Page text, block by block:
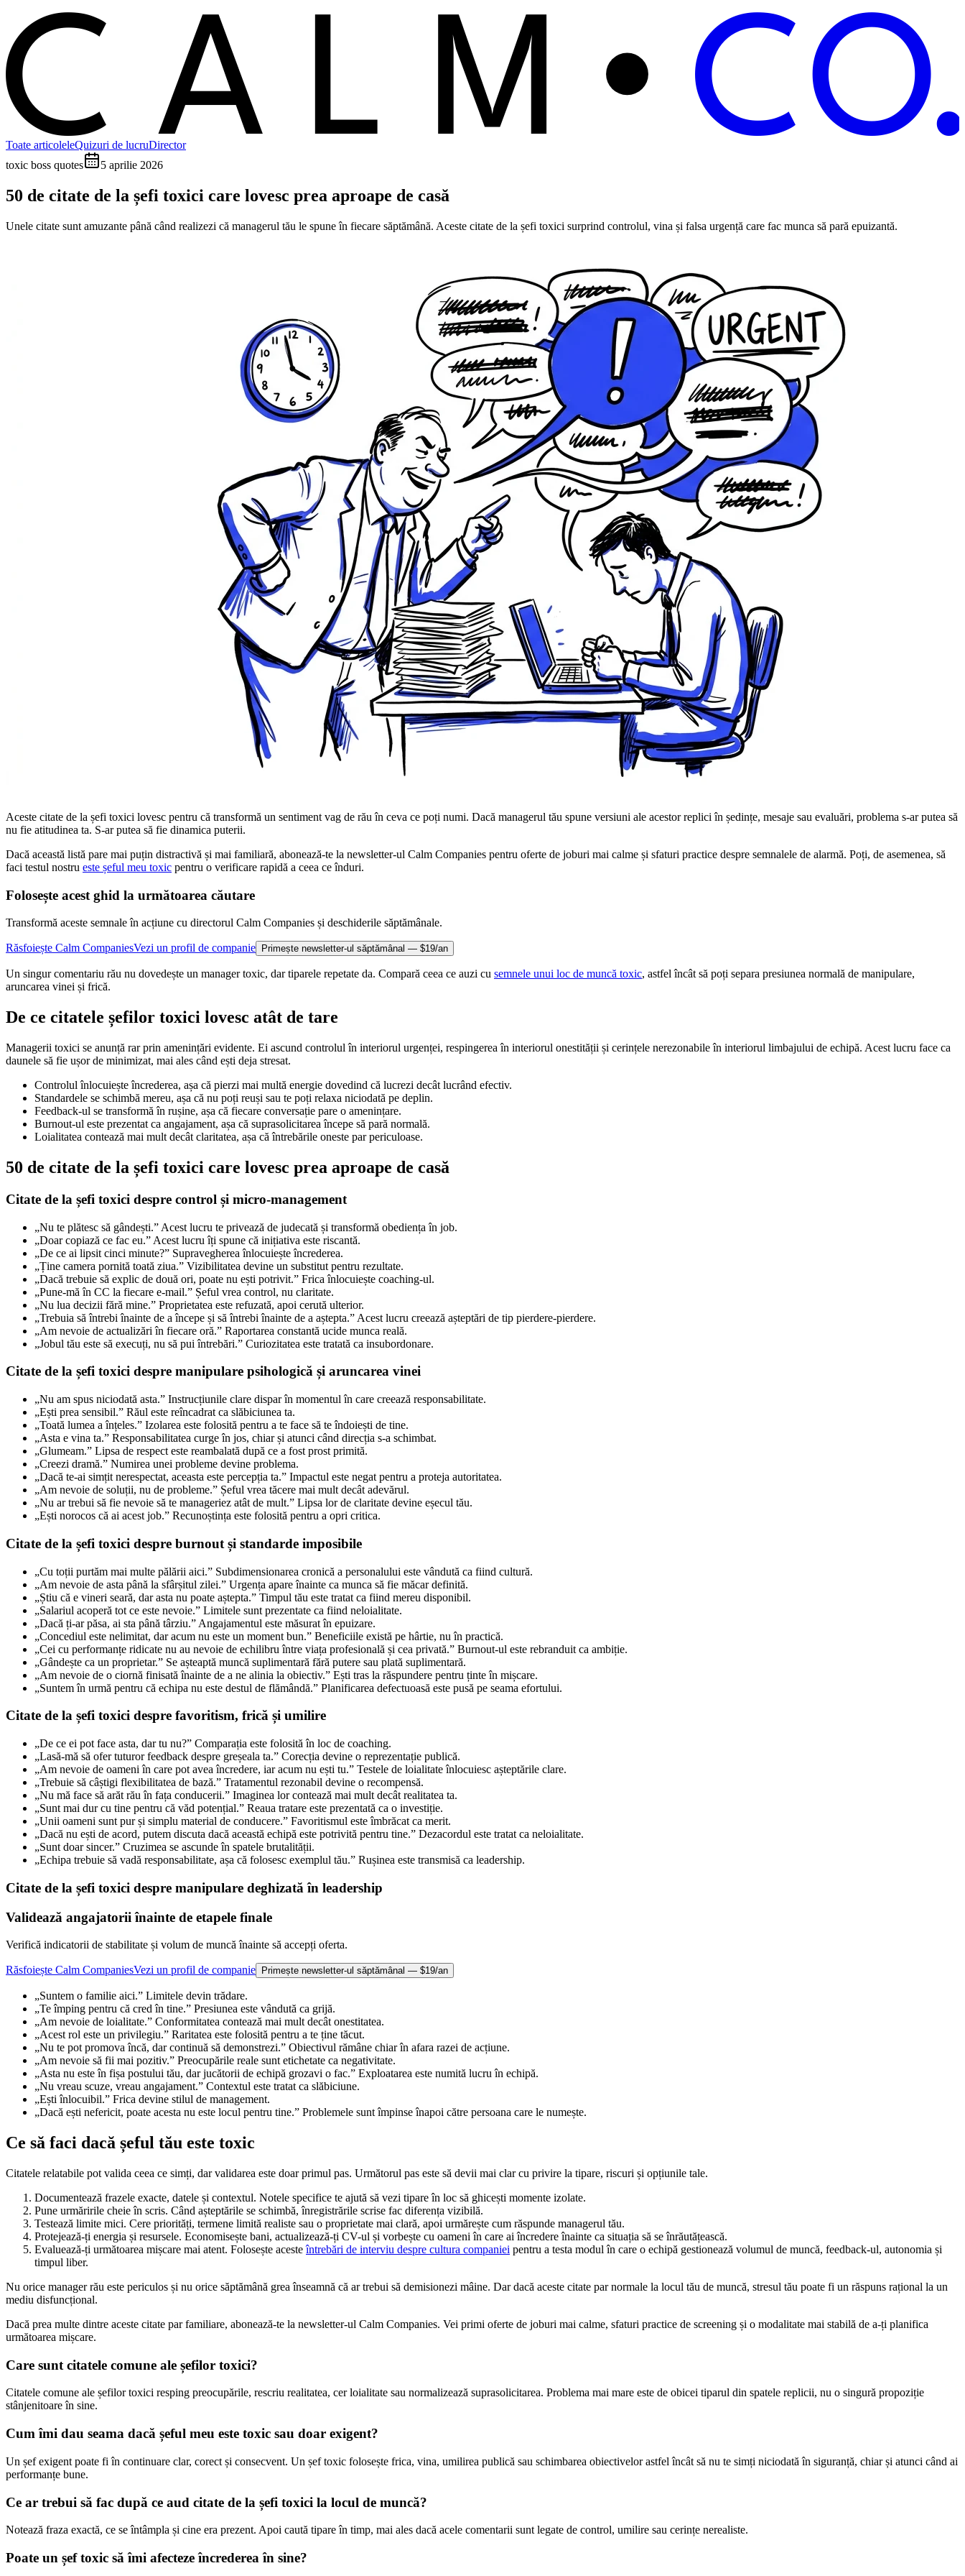
C ALM C
Toate articoleleQuizuri de lucruDirector
toxic boss quotes
5 aprilie 2026
50 de citate de la șefi toxici care lovesc prea aproape de casă
Unele citate sunt amuzante până când realizezi că managerul tău le spune în fiecare săptămână. Aceste citate de la șefi toxici surprind controlul, vina și falsa urgență care fac munca să pară epuizantă.
Aceste citate de la șefi toxici lovesc pentru că transformă un sentiment vag de rău în ceva ce poți numi. Dacă managerul tău spune versiuni ale acestor replici în ședințe, mesaje sau evaluări, problema s-ar putea să
nu fie atitudinea ta. S-ar putea să fie dinamica puterii.
Dacă această listă pare mai puțin distractivă și mai familiară, abonează-te la newsletter-ul Calm Companies pentru oferte de joburi mai calme și sfaturi practice despre semnalele de alarmă. Poți, de asemenea, să
faci testul nostru este șeful meu toxic pentru o verificare rapidă a ceea ce înduri.
Folosește acest ghid la următoarea căutare
Transformă aceste semnale în acțiune cu directorul Calm Companies și deschiderile săptămânale.
Răsfoiește Calm CompaniesVezi un profil de companie Primește newsletter-ul săptămânal — $19/an
Un singur comentariu rău nu dovedește un manager toxic, dar tiparele repetate da. Compară ceea ce auzi cu semnele unui loc de muncă toxic, astfel încât să poți separa presiunea normală de manipulare,
aruncarea vinei și frică.
De ce citatele șefilor toxici lovesc atât de tare
Managerii toxici se anunță rar prin amenințări evidente. Ei ascund controlul în interiorul urgenței, respingerea în interiorul onestității și cerințele nerezonabile în interiorul limbajului de echipă. Acest lucru face ca
daunele să fie ușor de minimizat, mai ales când ești deja stresat.
Controlul înlocuiește încrederea, așa că pierzi mai multă energie dovedind că lucrezi decât lucrând efectiv.
Standardele se schimbă mereu, așa că nu poți reuși sau te poți relaxa niciodată pe deplin.
Feedback-ul se transformă în rușine, așa că fiecare conversație pare o amenințare.
Burnout-ul este prezentat ca angajament, așa că suprasolicitarea începe să pară normală.
Loialitatea contează mai mult decât claritatea, așa că întrebările oneste par periculoase.
50 de citate de la șefi toxici care lovesc prea aproape de casă
Citate de la șefi toxici despre control și micro-management
„Nu te plătesc să gândești.” Acest lucru te privează de judecată și transformă obediența în job.
„Doar copiază ce fac eu.” Acest lucru îți spune că inițiativa este riscantă.
„De ce ai lipsit cinci minute?” Supravegherea înlocuiește încrederea.
„Ține camera pornită toată ziua.” Vizibilitatea devine un substitut pentru rezultate.
„Dacă trebuie să explic de două ori, poate nu ești potrivit.” Frica înlocuiește coaching-ul.
„Pune-mă în CC la fiecare e-mail.” Șeful vrea control, nu claritate.
„Nu lua decizii fără mine.” Proprietatea este refuzată, apoi cerută ulterior.
„Trebuia să întrebi înainte de a începe și să întrebi înainte de a aștepta.” Acest lucru creează așteptări de tip pierdere-pierdere.
„Am nevoie de actualizări în fiecare oră.” Raportarea constantă ucide munca reală.
„Jobul tău este să execuți, nu să pui întrebări.” Curiozitatea este tratată ca insubordonare.
Citate de la șefi toxici despre manipulare psihologică și aruncarea vinei
„Nu am spus niciodată asta.” Instrucțiunile clare dispar în momentul în care creează responsabilitate.
„Ești prea sensibil.” Răul este reîncadrat ca slăbiciunea ta.
„Toată lumea a înțeles.” Izolarea este folosită pentru a te face să te îndoiești de tine.
„Asta e vina ta.” Responsabilitatea curge în jos, chiar și atunci când direcția s-a schimbat.
„Glumeam.” Lipsa de respect este reambalată după ce a fost prost primită.
„Creezi dramă.” Numirea unei probleme devine problema.
„Dacă te-ai simțit nerespectat, aceasta este percepția ta.” Impactul este negat pentru a proteja autoritatea.
„Am nevoie de soluții, nu de probleme.” Șeful vrea tăcere mai mult decât adevărul.
„Nu ar trebui să fie nevoie să te manageriez atât de mult.” Lipsa lor de claritate devine eșecul tău.
„Ești norocos că ai acest job.” Recunoștința este folosită pentru a opri critica.
Citate de la șefi toxici despre burnout și standarde imposibile
„Cu toții purtăm mai multe pălării aici.” Subdimensionarea cronică a personalului este vândută ca fiind cultură.
„Am nevoie de asta până la sfârșitul zilei.” Urgența apare înainte ca munca să fie măcar definită.
„Știu că e vineri seară, dar asta nu poate aștepta.” Timpul tău este tratat ca fiind mereu disponibil.
„Salariul acoperă tot ce este nevoie.” Limitele sunt prezentate ca fiind neloialitate.
„Dacă ți-ar păsa, ai sta până târziu.” Angajamentul este măsurat în epuizare.
„Concediul este nelimitat, dar acum nu este un moment bun.” Beneficiile există pe hârtie, nu în practică.
„Cei cu performanțe ridicate nu au nevoie de echilibru între viața profesională și cea privată.” Burnout-ul este rebranduit ca ambiție.
„Gândește ca un proprietar.” Se așteaptă muncă suplimentară fără putere sau plată suplimentară.
„Am nevoie de o ciornă finisată înainte de a ne alinia la obiectiv.” Ești tras la răspundere pentru ținte în mișcare.
„Suntem în urmă pentru că echipa nu este destul de flămândă.” Planificarea defectuoasă este pusă pe seama efortului.
Citate de la șefi toxici despre favoritism, frică și umilire
„De ce ei pot face asta, dar tu nu?” Comparația este folosită în loc de coaching.
„Lasă-mă să ofer tuturor feedback despre greșeala ta.” Corecția devine o reprezentație publică.
„Am nevoie de oameni în care pot avea încredere, iar acum nu ești tu.” Testele de loialitate înlocuiesc așteptările clare.
„Trebuie să câștigi flexibilitatea de bază.” Tratamentul rezonabil devine o recompensă.
„Nu mă face să arăt rău în fața conducerii.” Imaginea lor contează mai mult decât realitatea ta.
„Sunt mai dur cu tine pentru că văd potențial.” Reaua tratare este prezentată ca o investiție.
„Unii oameni sunt pur și simplu material de conducere.” Favoritismul este îmbrăcat ca merit.
„Dacă nu ești de acord, putem discuta dacă această echipă este potrivită pentru tine.” Dezacordul este tratat ca neloialitate.
„Sunt doar sincer.” Cruzimea se ascunde în spatele brutalității.
„Echipa trebuie să vadă responsabilitate, așa că folosesc exemplul tău.” Rușinea este transmisă ca leadership.
Citate de la șefi toxici despre manipulare deghizată în leadership
Validează angajatorii înainte de etapele finale
Verifică indicatorii de stabilitate și volum de muncă înainte să accepți oferta.
Răsfoiește Calm CompaniesVezi un profil de companie Primește newsletter-ul săptămânal — $19/an
„Suntem o familie aici.” Limitele devin trădare.
„Te împing pentru că cred în tine.” Presiunea este vândută ca grijă.
„Am nevoie de loialitate.” Conformitatea contează mai mult decât onestitatea.
„Acest rol este un privilegiu.” Raritatea este folosită pentru a te ține tăcut.
„Nu te pot promova încă, dar continuă să demonstrezi.” Obiectivul rămâne chiar în afara razei de acțiune.
„Am nevoie să fii mai pozitiv.” Preocupările reale sunt etichetate ca negativitate.
„Asta nu este în fișa postului tău, dar jucătorii de echipă grozavi o fac.” Exploatarea este numită lucru în echipă.
„Nu vreau scuze, vreau angajament.” Contextul este tratat ca slăbiciune.
„Ești înlocuibil.” Frica devine stilul de management.
„Dacă ești nefericit, poate acesta nu este locul pentru tine.” Problemele sunt împinse înapoi către persoana care le numește.
Ce să faci dacă șeful tău este toxic
Citatele relatabile pot valida ceea ce simți, dar validarea este doar primul pas. Următorul pas este să devii mai clar cu privire la tipare, riscuri și opțiunile tale.
Documentează frazele exacte, datele și contextul. Notele specifice te ajută să vezi tipare în loc să ghicești momente izolate.
Pune urmăririle cheie în scris. Când așteptările se schimbă, înregistrările scrise fac diferența vizibilă.
Testează limite mici. Cere priorități, termene limită realiste sau o proprietate mai clară, apoi urmărește cum răspunde managerul tău.
Protejează-ți energia și resursele. Economisește bani, actualizează-ți CV-ul și vorbește cu oameni în care ai încredere înainte ca situația să se înrăutățească.
Evaluează-ți următoarea mișcare mai atent. Folosește acesteîntrebări de interviu despre cultura companiei pentru a testa modul în care o echipă gestionează volumul de muncă, feedback-ul, autonomia și
timpul liber.
Nu orice manager rău este periculos și nu orice săptămână grea înseamnă că ar trebui să demisionezi mâine. Dar dacă aceste citate par normale la locul tău de muncă, stresul tău poate fi un răspuns rațional la un
mediu disfuncțional.
Dacă prea multe dintre aceste citate par familiare, abonează-te la newsletter-ul Calm Companies. Vei primi oferte de joburi mai calme, sfaturi practice de screening și o modalitate mai stabilă de a-ți planifica
următoarea mișcare.
Care sunt citatele comune ale șefilor toxici?
Citatele comune ale șefilor toxici resping preocupările, rescriu realitatea, cer loialitate sau normalizează suprasolicitarea. Problema mai mare este de obicei tiparul din spatele replicii, nu o singură propoziție
stânjenitoare în sine.
Cum îmi dau seama dacă șeful meu este toxic sau doar exigent?
Un șef exigent poate fi în continuare clar, corect și consecvent. Un șef toxic folosește frica, vina, umilirea publică sau schimbarea obiectivelor astfel încât să nu te simți niciodată în siguranță, chiar și atunci când ai
performanțe bune.
Ce ar trebui să fac după ce aud citate de la șefi toxici la locul de muncă?
Notează fraza exactă, ce se întâmpla și cine era prezent. Apoi caută tipare în timp, mai ales dacă acele comentarii sunt legate de control, umilire sau cerințe nerealiste.
Poate un șef toxic să îmi afecteze încrederea în sine?